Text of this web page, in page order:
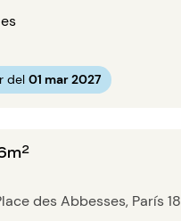
del 01 mar 2027
des Abbesses, París 18